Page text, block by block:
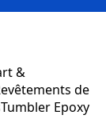
&
de
Tumbler Epoxy